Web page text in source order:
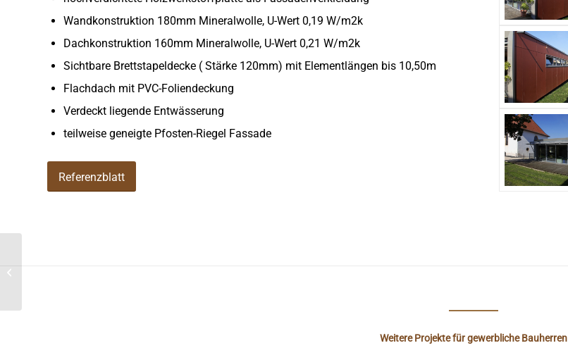
Wandkonstruktion 180mm Mineralwolle, U-Wert 0,19 W/m2k
Dachkonstruktion 160mm Mineralwolle, U-Wert 0,21 W/m2k
Sichtbare Brettstapeldecke ( Stärke 120mm) mit Elementlängen bis 10,50m
Flachdach mit PVC-Foliendeckung
Verdeckt liegende Entwässerung
teilweise geneigte Pfosten-Riegel Fassade
Referenzblatt
Weitere Projekte für gewerbliche Bauherren